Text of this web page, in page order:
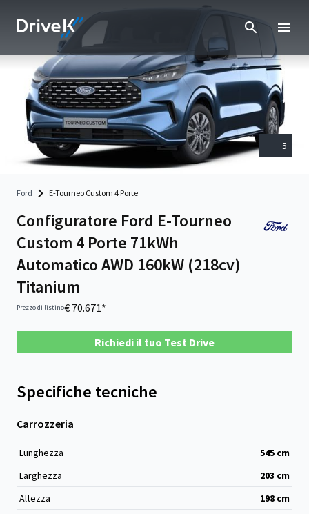
5
Ford E-Tourneo Custom 4 Porte
Configuratore Ford E-Tourneo
Custom 4 Porte 71kWh
Automatico AWD 160kW (218cv)
Titanium
Prezzo di listino€ 70.671*
Richiedi il tuo Test Drive
Specifiche tecniche
Carrozzeria
Lunghezza 545 cm
Larghezza
203 cm
Altezza
198 cm